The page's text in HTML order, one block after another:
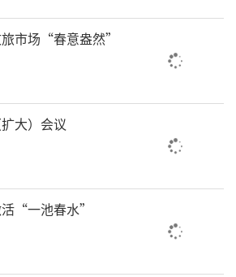
绿、兴绿行动，启动长风公
天池河、杨兴河等15条中小
治理；加大泉域保护力度，
许，两岸锦绣入画来。乘势
“锦绣太原城”盛景正在变
市场“春意盎然”
大）会议
“一池春水”